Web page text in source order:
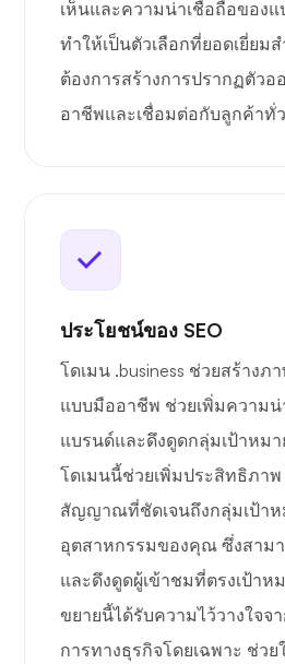
เห็นและความน่าเชื่อถือของ
ทำให้เป็นตัวเลือกที่ยอดเยี่ยม
ต้องการสร้างการปรากฏตัว
อาชีพและเชื่อมต่อกับลูกค้าทั่
ประโยชน์ของ SEO
โดเมน .business ช่วยสร้าง
แบบมืออาชีพ ช่วยเพิ่มความน่
แบรนด์และดึงดูดกลุ่มเป้าหม
โดเมนนี้ช่วยเพิ่มประสิทธิภาพ
สัญญาณที่ชัดเจนถึงกลุ่มเป้าห
อุตสาหกรรมของคุณ ซึ่งสาม
และดึงดูดผู้เข้าชมที่ตรงเป้า
ขยายนี้ได้รับความไว้วางใจจ
การทางธุรกิจโดยเฉพาะ ช่ว